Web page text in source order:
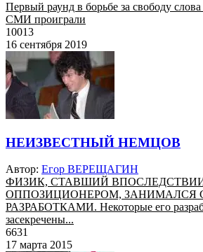
Первый раунд в борьбе за свободу
СМИ проиграли
10013
16 сентября 2019
НЕИЗВЕСТНЫЙ НЕМЦОВ
Автор: Егор ВЕРЕЩАГИН
ФИЗИК, СТАВШИЙ
ОППОЗИЦИОНЕРОМ, ЗАНИМАЛСЯ
РАЗРАБОТКАМИ. Некоторые его
засекречены...
6631
17 марта 2015